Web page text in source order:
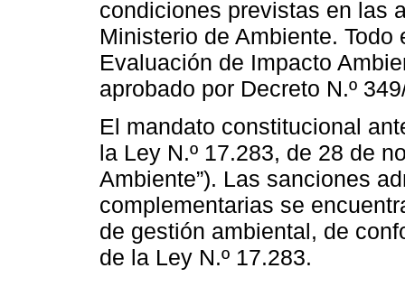
condiciones previstas en las
Ministerio de Ambiente.
Evaluación de Impacto
aprobado por Decreto N.º
El mandato constitucional
la Ley N.º 17.283, de 28 de
Ambiente”). Las sanciones
complementarias se
de gestión ambiental, de
de la Ley N.º 17.283.